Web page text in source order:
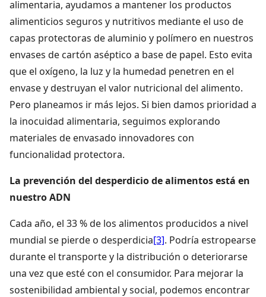
alimentaria, ayudamos a mantener los productos
alimenticios seguros y nutritivos mediante el uso de
capas protectoras de aluminio y polímero en nuestros
envases de cartón aséptico a base de papel. Esto evita
que el oxígeno, la luz y la humedad penetren en el
envase y destruyan el valor nutricional del alimento.
Pero planeamos ir más lejos. Si bien damos prioridad a
la inocuidad alimentaria, seguimos explorando
materiales de envasado innovadores con
funcionalidad protectora.
La prevención del desperdicio de alimentos está en
nuestro ADN
Cada año, el 33 % de los alimentos producidos a nivel
mundial se pierde o desperdicia[3]. Podría estropearse
durante el transporte y la distribución o deteriorarse
una vez que esté con el consumidor. Para mejorar la
sostenibilidad ambiental y social, podemos encontrar